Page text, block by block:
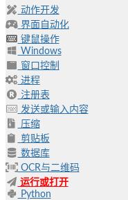
动作开发
界面自动化
键鼠操作
Windows
窗口控制
进程
注册表
发送或输入内容
压缩
剪贴板
数据库
OCR与二维码
运行或打开
Python